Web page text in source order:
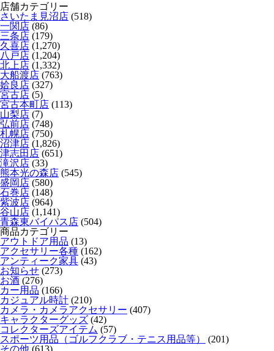
店舗カテゴリー
さいたま見沼店 (518)
一関店 (86)
三条店 (179)
久喜店 (1,270)
八戸店 (1,204)
北上店 (1,332)
大船渡店 (763)
姶良店 (327)
宮古店 (5)
宮古本町店 (113)
山梨店 (7)
弘前店 (748)
札幌店 (750)
沼津店 (1,826)
津志田店 (651)
滝沢店 (33)
熊本光の森店 (545)
盛岡店 (580)
石巻店 (148)
紫波店 (964)
谷山店 (1,141)
青森東バイパス店 (504)
商品カテゴリー
アウトドア用品 (13)
アクセサリー各種 (162)
アンティーク家具 (43)
お知らせ (273)
お酒 (276)
カー用品 (166)
カジュアル時計 (210)
カメラ・カメラアクセサリー (407)
キャラクターグッズ (42)
コレクターズアイテム (57)
スポーツ用品（ゴルフクラブ・テニス用品等）
(201)
その他 (613)